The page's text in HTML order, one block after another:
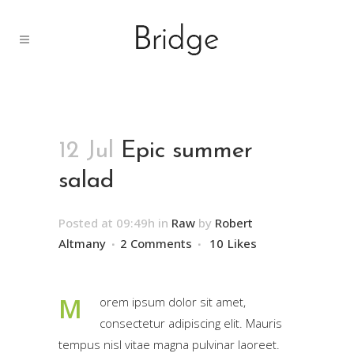
12 Jul Epic summer
salad
Posted at 09:49h in Raw by Robert
Altmany
2 Comments 10 Likes
M
orem ipsum dolor sit amet,
consectetur adipiscing elit. Mauris
tempus nisl vitae magna pulvinar laoreet.